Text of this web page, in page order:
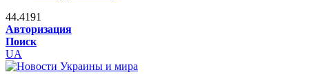
44.4191
Авторизация
Поиск
UA